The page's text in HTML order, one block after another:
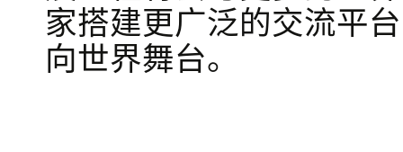
家搭建更广泛的交流平
向世界舞台。